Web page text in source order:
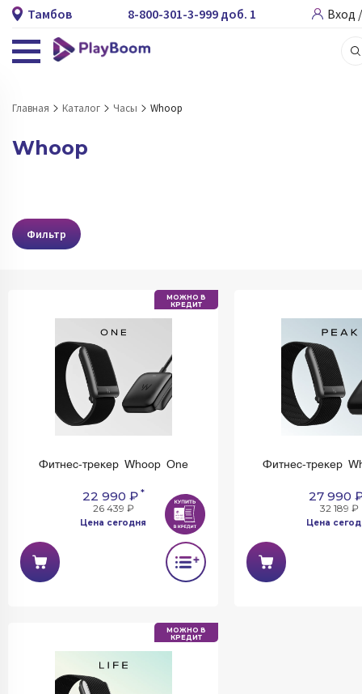
Тамбов 8-800-301-3-999 доб. 1 Вход
Главная Каталог Часы Whoop
Whoop
Фильтр
МОЖНО В
КРЕДИТ
Фитнес-трекер Whoop One
22 990 ₽*
26 439 ₽
Цена сегодня
Фитнес-трекер
27 990
32 189 ₽
Цена
МОЖНО В
КРЕДИТ